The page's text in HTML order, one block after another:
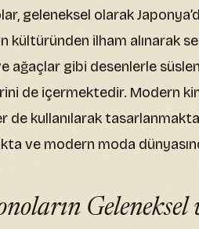
geleneksel olarak
kültüründen ilham alınarak
ağaçlar gibi desenlerle
de içermektedir. Modern
de kullanılarak
ve modern moda